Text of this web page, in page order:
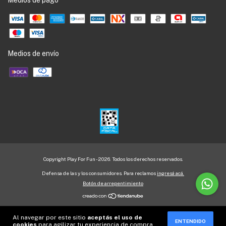
Al navegar por este sitio aceptás el uso de
cookies para agilizar tu experiencia de compra. ENTENDIDO
Medios de envío
Copyright Play For Fun - 2026. Todos los derechos reservados.
Defensa de las y los consumidores. Para reclamos ingresá acá.
Botón de arrepentimiento